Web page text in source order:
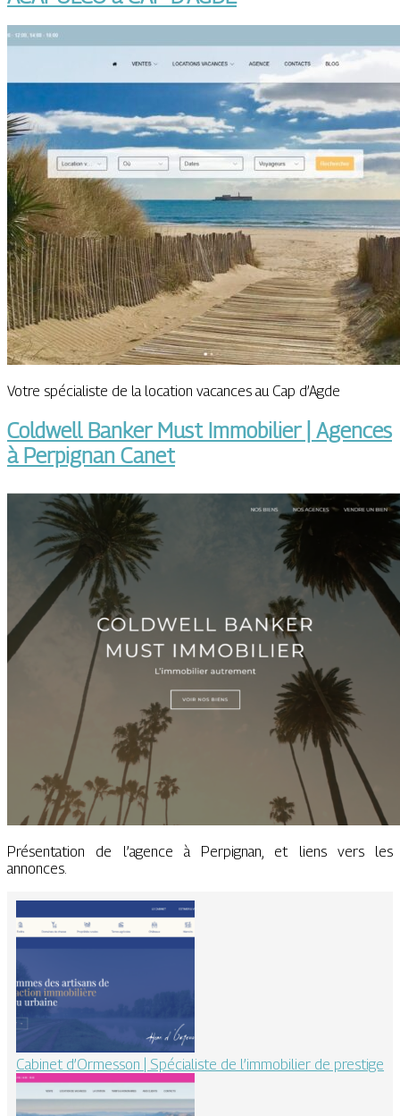
Votre spécialiste de la location vacances au Cap d’Agde
Coldwell Banker Must Immobilier | Agences
à Perpignan Canet
Présentation de l’agence à Perpignan, et liens vers les
annonces.
Cabinet d’Ormesson | Spécialiste de l’immobilier de prestige